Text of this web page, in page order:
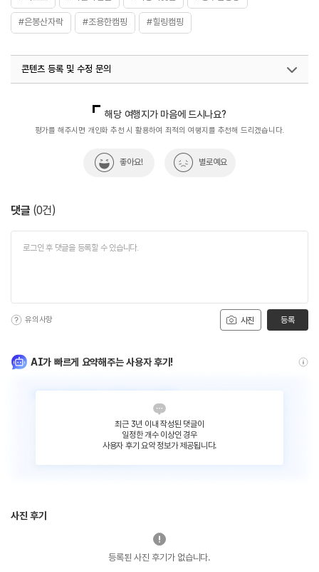
#은봉산자락 #조용한캠핑 #힐링캠핑
콘텐츠 등록 및 수정 문의
해당 여행지가 마음에 드시나요?
평가를 해주시면 개인화 추천 시 활용하여 최적의 여행지를 추천해 드리겠습니다.
좋아요! 별로예요
댓글 (0건)
사진
유의사항 등록
AI가 빠르게 요약해주는 사용자 후기!
최근 3년 이내 작성된 댓글이
일정한 개수 이상인 경우
사용자 후기 요약 정보가 제공됩니다.
사진 후기
등록된 사진 후기가 없습니다.